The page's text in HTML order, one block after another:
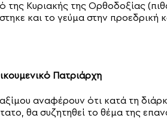
της Κυριακής της Ορθοδοξίας
και το γεύμα στην προεδρική
Πατριάρχη
αναφέρουν ότι κατά τη
θα συζητηθεί το θέμα της